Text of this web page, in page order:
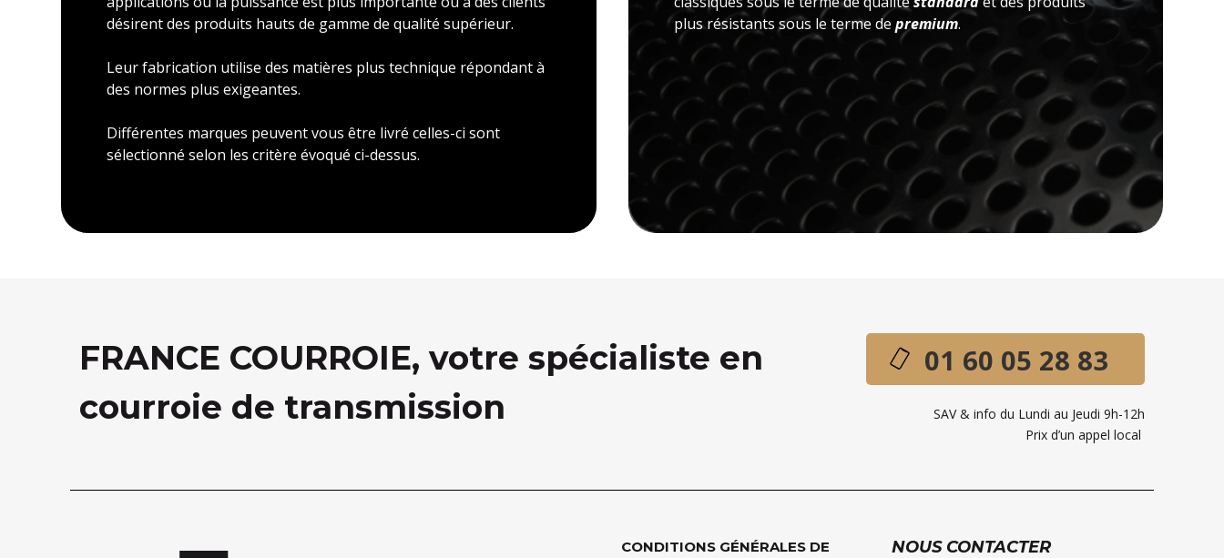
désirent des produits hauts de gamme de qualité supérieur.
Leur fabrication utilise des matières plus technique répondant à
des normes plus exigeantes.
Différentes marques peuvent vous être livré celles-ci sont
sélectionné selon les critère évoqué ci-dessus.
plus résistants sous le terme de premium.
FRANCE COURROIE, votre spécialiste en
courroie de transmission
01 60 05 28 83
SAV & info du Lundi au Jeudi 9h-12h
Prix d’un appel local
CONDITIONS GÉNÉRALES DE
NOUS CONTACTER